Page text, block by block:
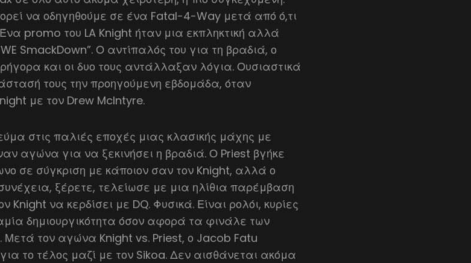
να οδηγηθούμε σε ένα Fatal-4-Way μετά από ό,τι
promo του LA Knight ήταν μια εκπληκτική αλλά
SmackDown”. Ο αντίπαλός του για τη βραδιά, ο
και οι δυο τους αντάλλαξαν λόγια. Ουσιαστικά
τους την προηγούμενη εβδομάδα, όταν
με τον Drew McIntyre.
στις παλιές εποχές μιας κλασικής μάχης με
αγώνα για να ξεκινήσει η βραδιά. Ο Priest βγήκε
σε σύγκριση με κάποιον σαν τον Knight, αλλά ο
ξέρετε, τελείωσε με μια ηλίθια παρέμβαση
να κερδίσει με DQ. Φυσικά. Είναι ρολόι, κυρίες
δημιουργικότητα όσον αφορά τα φινάλε των
Μετά τον αγώνα Knight vs. Priest, ο Jacob Fatu
το τέλος μαζί με τον Sikoa. Δεν αισθάνεται ακόμα